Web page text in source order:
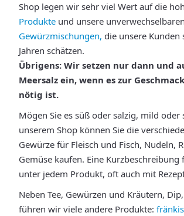
Shop legen wir sehr viel Wert auf die
Produkte und unsere unverwechselbaren
Gewürzmischungen, die unsere Kunden
Jahren schätzen.
Übrigens: Wir setzen nur dann und
Meersalz ein, wenn es zur
nötig ist.
Mögen Sie es süß oder salzig, mild oder
unserem Shop können Sie die
Gewürze für Fleisch und Fisch, Nudeln,
Gemüse kaufen. Eine Kurzbeschreibung
unter jedem Produkt, oft auch mit
Neben Tee, Gewürzen und Kräutern,
führen wir viele andere Produkte: